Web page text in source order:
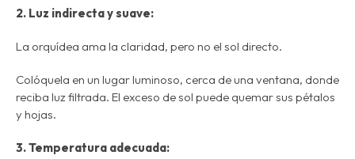
2. Luz indirecta y suave:
La orquídea ama la claridad, pero no el sol directo.
Colóquela en un lugar luminoso, cerca de una ventana, donde
reciba luz filtrada. El exceso de sol puede quemar sus pétalos
y hojas.
3. Temperatura adecuada: